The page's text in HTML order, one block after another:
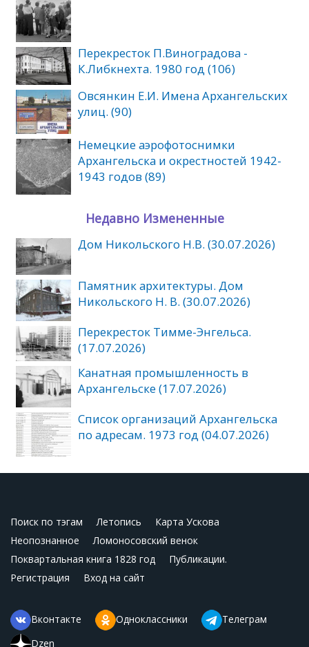
Перекресток П.Виноградова -
К.Либкнехта. 1980 год (106)
Овсянкин Е.И. Имена Архангельских
улиц. (90)
Немецкие аэрофотоснимки
Архангельска и окрестностей 1942-
1943 годов (89)
Недавно Измененные
Дом Никольского Н.В. (30.07.2026)
Памятник архитектуры. Дом
Никольского Н. В. (30.07.2026)
Перекресток Тимме-Энгельса.
(17.07.2026)
Канатная промышленность в
Архангельске (17.07.2026)
Список организаций Архангельска
по адресам. 1973 год (04.07.2026)
Поиск по тэгам Летопись
Карта Ускова
Неопознанное
Ломоносовский венок
Поквартальная книга 1828 год
Публикации.
Регистрация
Вход на сайт
Вконтакте Одноклассники
Телеграм
Dzen